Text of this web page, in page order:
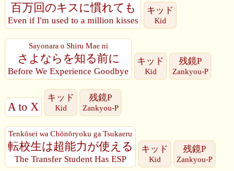
百万回のキスに慣れても
Even if I'm used to a million kisses
キッド
Kid
Sayonara o Shiru Mae ni
さよならを知る前に
Before We Experience Goodbye
キッド
Kid
残鏡P
Zankyou-P
A to X
キッド
Kid
残鏡P
Zankyou-P
Tenkōsei wa Chōnōryoku ga Tsukaeru
転校生は超能力が使える
The Transfer Student Has ESP
キッド
Kid
残鏡P
Zankyou-P